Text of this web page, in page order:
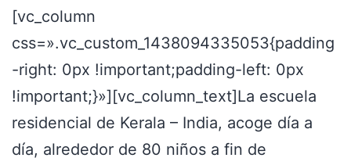
[vc_column
css=».vc_custom_1438094335053{padding
-right: 0px !important;padding-left: 0px
!important;}»][vc_column_text]La escuela
residencial de Kerala – India, acoge día a
día, alrededor de 80 niños a fin de